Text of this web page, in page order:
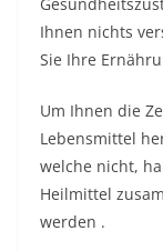
Ihnen nichts
Sie Ihre
Um Ihnen die
Lebensmittel
welche nicht,
Heilmittel
werden .